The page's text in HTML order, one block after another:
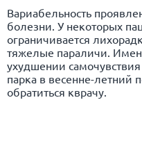
Вариабельность
болезни. У некоторых
ограничивается
тяжелые параличи.
ухудшении
парка в весенне-летний
обратиться кврачу